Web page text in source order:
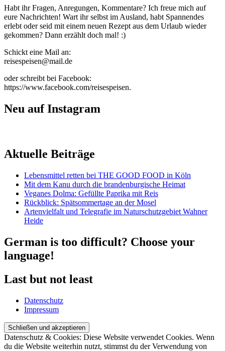
Habt ihr Fragen, Anregungen, Kommentare? Ich freue mich auf
eure Nachrichten! Wart ihr selbst im Ausland, habt Spannendes
erlebt oder seid mit einem neuen Rezept aus dem Urlaub wieder
gekommen? Dann erzählt doch mal! :)
Schickt eine Mail an:
reisespeisen@mail.de
oder schreibt bei Facebook:
https://www.facebook.com/reisespeisen.
Neu auf Instagram
Aktuelle Beiträge
Lebensmittel retten bei THE GOOD FOOD in Köln
Mit dem Kanu durch die brandenburgische Heimat
Veganes Dolma: Gefüllte Paprika mit Reis
Rückblick: Spätsommertage an der Mosel
Artenvielfalt und Telegrafie im Naturschutzgebiet Wahner
Heide
German is too difficult? Choose your
language!
Last but not least
Datenschutz
Impressum
Datenschutz & Cookies: Diese Website verwendet Cookies. Wenn
du die Website weiterhin nutzt, stimmst du der Verwendung von